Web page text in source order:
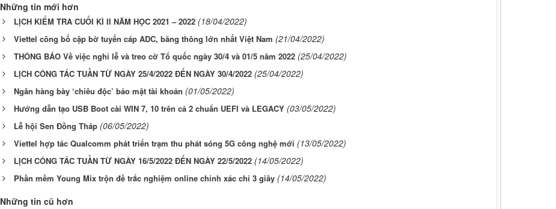
Những tin mới hơn
LỊCH KIỂM TRA CUỐI KÌ II NĂM HỌC 2021 – 2022 (18/04/2022)
Viettel công bố cập bờ tuyến cáp ADC, băng thông lớn nhất Việt Nam (21/04/2022)
THÔNG BÁO Về việc nghỉ lễ và treo cờ Tổ quốc ngày 30/4 và 01/5 năm 2022 (25/04/2022)
LỊCH CÔNG TÁC TUẦN TỪ NGÀY 25/4/2022 ĐẾN NGÀY 30/4/2022 (25/04/2022)
Ngân hàng bày ‘chiêu độc’ bảo mật tài khoản (01/05/2022)
Hướng dẫn tạo USB Boot cài WIN 7, 10 trên cả 2 chuẩn UEFI và LEGACY (03/05/2022)
Lễ hội Sen Đồng Tháp (06/05/2022)
Viettel hợp tác Qualcomm phát triển trạm thu phát sóng 5G công nghệ mới (13/05/2022)
LỊCH CÔNG TÁC TUẦN TỪ NGÀY 16/5/2022 ĐẾN NGÀY 22/5/2022 (14/05/2022)
Phần mềm Young Mix trộn đề trắc nghiệm online chính xác chỉ 3 giây (14/05/2022)
Những tin cũ hơn